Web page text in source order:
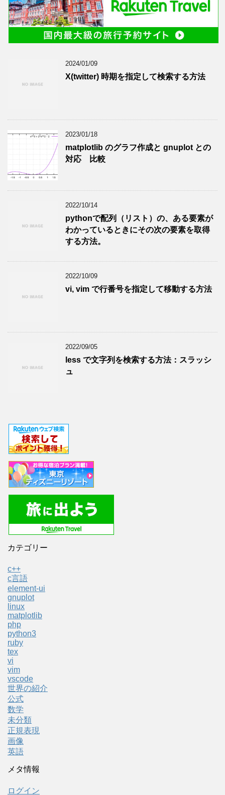
2024/01/09
X(twitter) 時期を指定して検索する方法
2023/01/18
matplotlib のグラフ作成と gnuplot との
対応 比較
2022/10/14
pythonで配列（リスト）の、ある要素が
わかっているときにその次の要素を取得
する方法。
2022/10/09
vi, vim で行番号を指定して移動する方法
2022/09/05
less で文字列を検索する方法：スラッシ
ュ
カテゴリー
c++
c言語
element-ui
gnuplot
linux
matplotlib
php
python3
ruby
tex
vi
vim
vscode
世界の紹介
公式
数学
未分類
正規表現
画像
英語
メタ情報
ログイン